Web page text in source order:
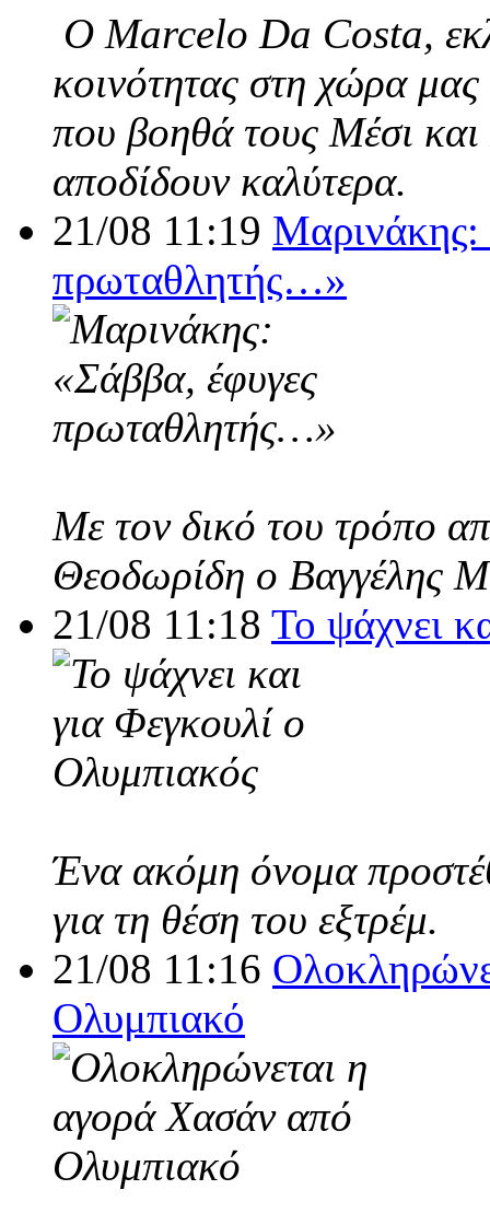
Ο Marcelo Da Costa,
κοινότητας στη χώρα
που βοηθά τους Μέσι και
αποδίδουν καλύτερα.
21/08 11:19 Μαρινάκης:
πρωταθλητής…»
Με τον δικό του τρόπο
Θεοδωρίδη ο Βαγγέλης
21/08 11:18 Το ψάχνει
Ένα ακόμη όνομα
για τη θέση του εξτρέμ.
21/08 11:16
Ολυμπιακό